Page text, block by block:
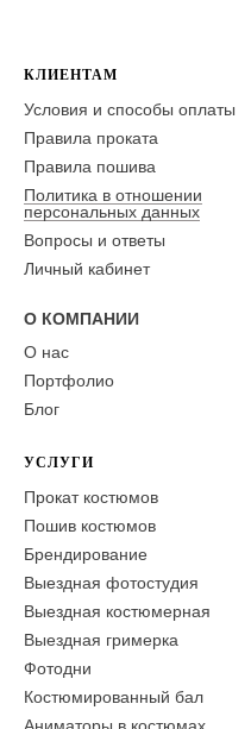
КЛИЕНТАМ
Условия и способы оплаты
Правила проката
Правила пошива
Политика в отношении
персональных данных
Вопросы и ответы
Личный кабинет
О КОМПАНИИ
О нас
Портфолио
Блог
УСЛУГИ
Прокат костюмов
Пошив костюмов
Брендирование
Выездная фотостудия
Выездная костюмерная
Выездная гримерка
Фотодни
Костюмированный бал